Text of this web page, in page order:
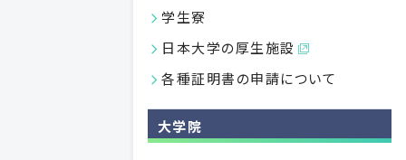
学生寮
日本大学の厚生施設
各種証明書の申請について
大学院
付属施設
歯科病院